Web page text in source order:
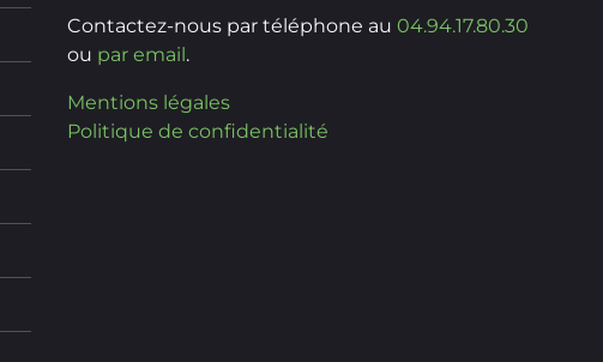
Contactez-nous par téléphone au04.94.17.80.30
ou par email.
Mentions légales
Politique de confidentialité